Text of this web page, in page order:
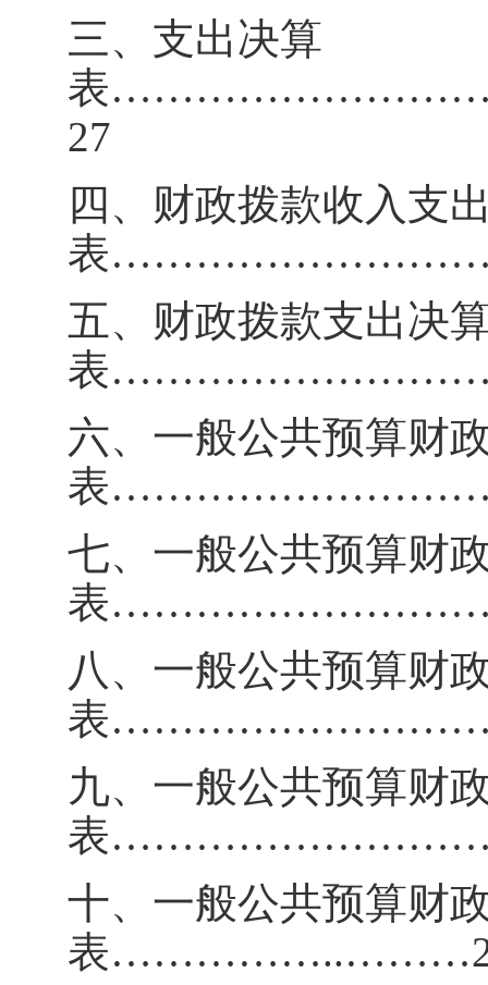
三、支出决算
表
27
四、财政拨款收入支
表
五、财政拨款支出决
表
六、一般公共预算财
表
七、一般公共预算财
表
八、一般公共预算财
表
九、一般公共预算财
表
十、一般公共预算财
表……………..………